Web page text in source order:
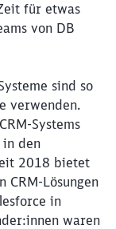
für etwas
von DB
sind so
verwenden.
Systems
in den
2018 bietet
CRM-Lösungen
in
waren